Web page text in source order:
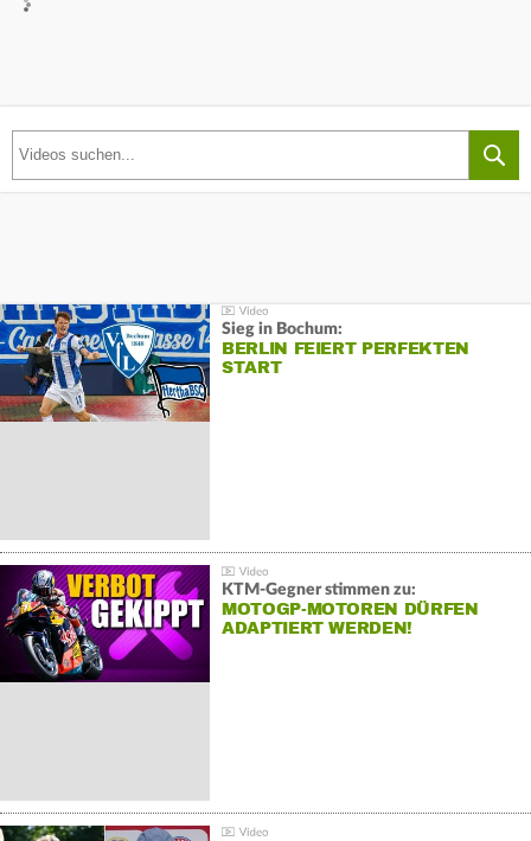
Sieg in Bochum:
BERLIN FEIERT PERFEKTEN
START
KTM-Gegner stimmen zu:
MOTOGP-MOTOREN DÜRFEN
ADAPTIERT WERDEN!